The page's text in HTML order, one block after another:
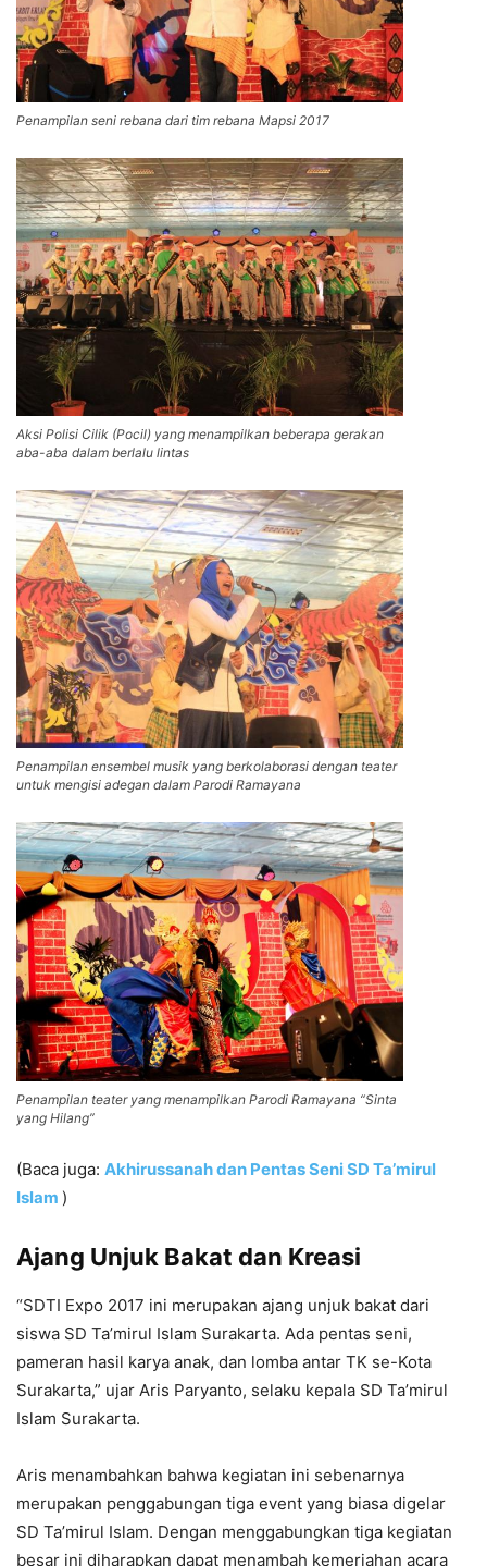
Penampilan seni rebana dari tim rebana Mapsi 2017
Aksi Polisi Cilik (Pocil) yang menampilkan beberapa gerakan
aba-aba dalam berlalu lintas
Penampilan ensembel musik yang berkolaborasi dengan teater
untuk mengisi adegan dalam Parodi Ramayana
Penampilan teater yang menampilkan Parodi Ramayana “Sinta
yang Hilang”
(Baca juga: Akhirussanah dan Pentas Seni SD Ta’mirul
Islam )
Ajang Unjuk Bakat dan Kreasi
“SDTI Expo 2017 ini merupakan ajang unjuk bakat dari
siswa SD Ta’mirul Islam Surakarta. Ada pentas seni,
pameran hasil karya anak, dan lomba antar TK se-Kota
Surakarta,” ujar Aris Paryanto, selaku kepala SD Ta’mirul
Islam Surakarta.
Aris menambahkan bahwa kegiatan ini sebenarnya
merupakan penggabungan tiga event yang biasa digelar
SD Ta’mirul Islam. Dengan menggabungkan tiga kegiatan
besar ini diharapkan dapat menambah kemeriahan acara